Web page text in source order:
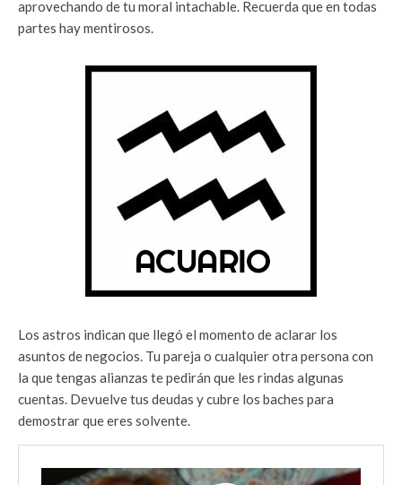
aprovechando de tu moral intachable. Recuerda que en todas
partes hay mentirosos.
Los astros indican que llegó el momento de aclarar los
asuntos de negocios. Tu pareja o cualquier otra persona con
la que tengas alianzas te pedirán que les rindas algunas
cuentas. Devuelve tus deudas y cubre los baches para
demostrar que eres solvente.